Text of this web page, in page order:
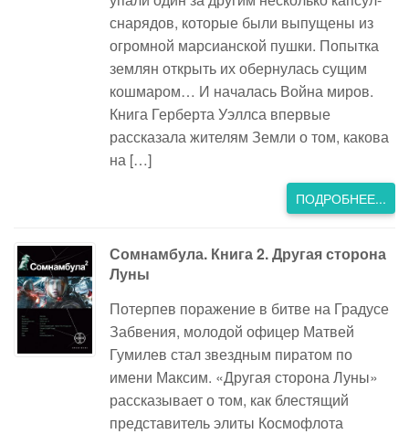
снарядов, которые были выпущены из
огромной марсианской пушки. Попытка
землян открыть их обернулась сущим
кошмаром… И началась Война миров.
Книга Герберта Уэллса впервые
рассказала жителям Земли о том, какова
на […]
ПОДРОБНЕЕ...
Сомнамбула. Книга 2. Другая сторона
Луны
Потерпев поражение в битве на Градусе
Забвения, молодой офицер Матвей
Гумилев стал звездным пиратом по
имени Максим. «Другая сторона Луны»
рассказывает о том, как блестящий
представитель элиты Космофлота